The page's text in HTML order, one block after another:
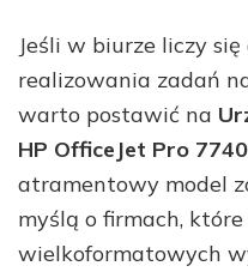
Jeśli w biurze liczy
realizowania zadań
warto postawić na
HP OfficeJet Pro
atramentowy model
myślą o firmach,
wielkoformatowych